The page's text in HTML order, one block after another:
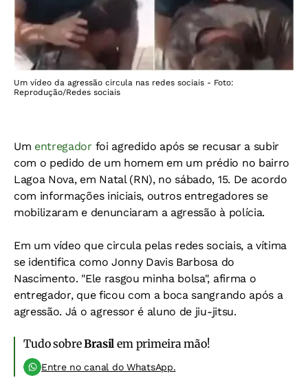
Um vídeo da agressão circula nas redes sociais - Foto:
Reprodução/Redes sociais
Um entregador foi agredido após se recusar a subir
com o pedido de um homem em um prédio no bairro
Lagoa Nova, em Natal (RN), no sábado, 15. De acordo
com informações iniciais, outros entregadores se
mobilizaram e denunciaram a agressão à polícia.
Em um vídeo que circula pelas redes sociais, a vítima
se identifica como Jonny Davis Barbosa do
Nascimento. "Ele rasgou minha bolsa", afirma o
entregador, que ficou com a boca sangrando após a
agressão. Já o agressor é aluno de jiu-jitsu.
Tudo sobreBrasil em primeira mão!
Entre no canal do WhatsApp.